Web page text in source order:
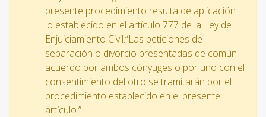
presente procedimiento resulta de aplicación
lo establecido en el artículo 777 de la Ley de
Enjuiciamiento Civil.“Las peticiones de
separación o divorcio presentadas de común
acuerdo por ambos cónyuges o por uno con el
consentimiento del otro se tramitarán por el
procedimiento establecido en el presente
artículo.”